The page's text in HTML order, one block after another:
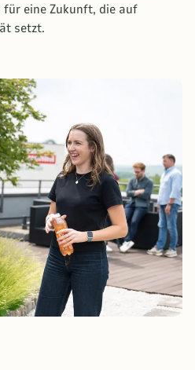
für eine Zukunft, die auf
setzt.